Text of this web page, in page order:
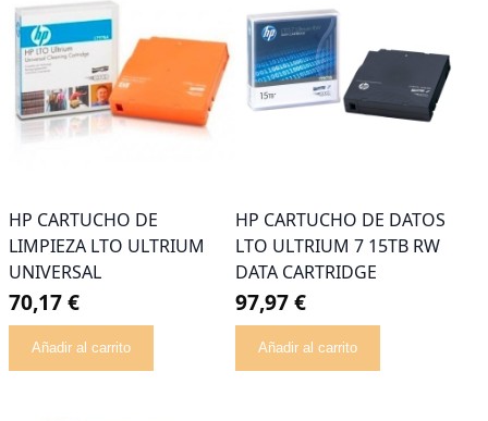
HP CARTUCHO DE
LIMPIEZA LTO ULTRIUM
UNIVERSAL
70,17 €
Añadir al carrito
HP CARTUCHO DE DATOS
LTO ULTRIUM 7 15TB RW
DATA CARTRIDGE
97,97 €
Añadir al carrito